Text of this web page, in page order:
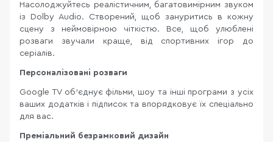
Насолоджуйтесь реалістичним, багатовимірним звуком
із Dolby Audio. Створений, щоб зануритись в кожну
сцену з неймовірною чіткістю. Все, щоб улюблені
розваги звучали краще, від спортивних ігор до
серіалів.
Персоналізовані розваги
Google TV об'єднує фільми, шоу та інші програми з усіх
ваших додатків і підписок та впорядковує їх спеціально
для вас.
Преміальний безрамковий дизайн